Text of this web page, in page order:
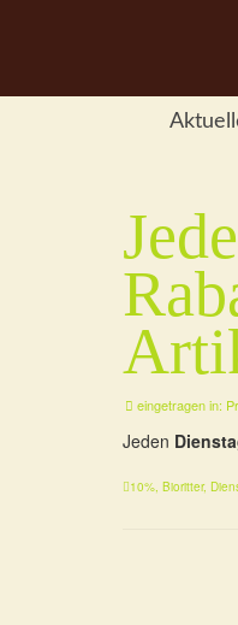
eingetragen in:
Jeden
10%, Bioritter,